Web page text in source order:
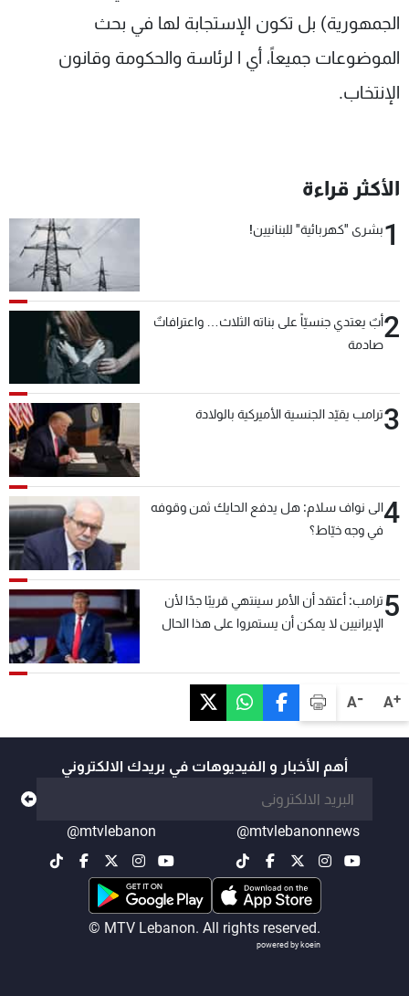
A+
A-
الجمهورية) بل تكون الإستجابة لها في بحث
الموضوعات جميعاً، أي ا لرئاسة والحكومة وقانون
الإنتخاب.
الأكثر قراءة
1بشرى "كهربائية" للبنانيين!
2أبٌ يعتدي جنسيّاً على بناته الثلاث… واعترافاتٌ
صادمة
3ترامب يقيّد الجنسية الأميركية بالولادة
4الى نواف سلام: هل يدفع الحايك ثمن وقوفه
في وجه خيّاط؟
5ترامب: أعتقد أن الأمر سينتهي قريبًا جدًا لأن
الإيرانيين لا يمكن أن يستمروا على هذا الحال
أهم الأخبار و الفيديوهات في بريدك الالكتروني
@mtvlebanonnews
@mtvlebanon
© MTV Lebanon. All rights reserved.
powered by koein